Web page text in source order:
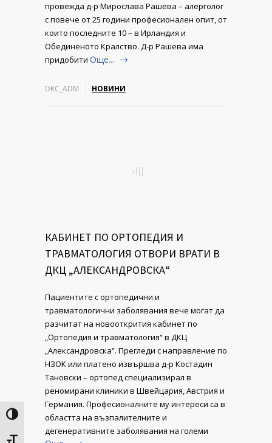
Toggle High Contrast
провежда д-р Мирослава Рашева – алерголог
с повече от 25 години професионален опит, от
които последните 10 – в Ирландия и
Обединеното Кралство. Д-р Рашева има
придобити Още...
DKC_ADM НОВИНИ
КАБИНЕТ ПО ОРТОПЕДИЯ И
ТРАВМАТОЛОГИЯ ОТВОРИ ВРАТИ В
ДКЦ „АЛЕКСАНДРОВСКА“
Пациентите с opтoпeдични и
травматологични зaбoлявaния вече могат да
разчитат на новооткрития кабинет по
„Ортопедия и травматология“ в ДКЦ
„Александровска“. Прегледи с направление по
НЗОК или платено извършва д-р Костадин
Тановски – ортопед специализирал в
реномирани клиники в Швейцария, Австрия и
Германия. Професионалните му интереси са в
областта на възпалителните и
дегенеративните заболявания на големи